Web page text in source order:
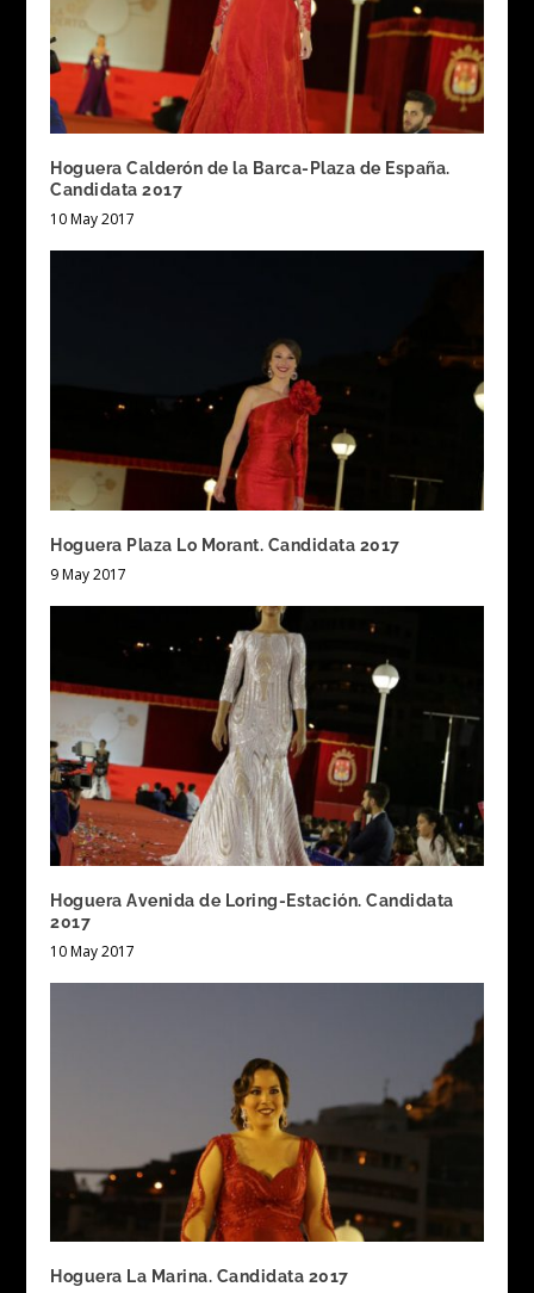
Hoguera Calderón de la Barca-Plaza de España.
Candidata 2017
10 May 2017
Hoguera Plaza Lo Morant. Candidata 2017
9 May 2017
Hoguera Avenida de Loring-Estación. Candidata
2017
10 May 2017
Hoguera La Marina. Candidata 2017